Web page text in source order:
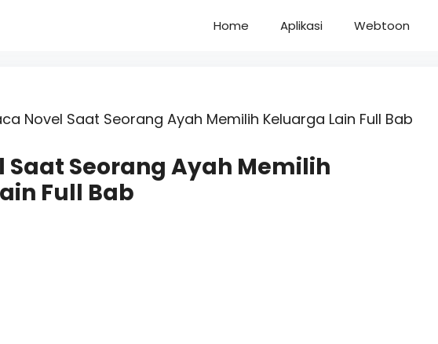
Home Aplikasi Webtoon
Novel Saat Seorang Ayah Memilih Keluarga Lain Full Bab
Saat Seorang Ayah Memilih
Full Bab